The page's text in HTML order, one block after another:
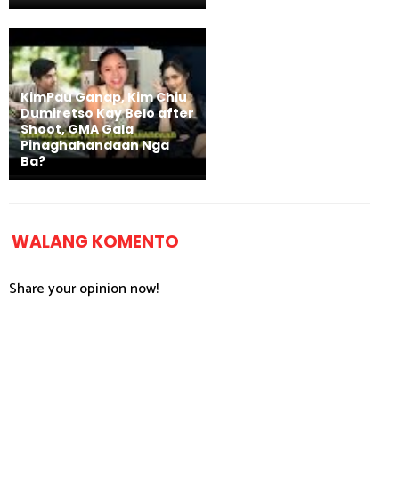
KimPau Ganap, Kim Chiu
Dumiretso Kay Belo after
Shoot, GMA Gala
Pinaghahandaan Nga
Ba?
WALANG KOMENTO
Share your opinion now!